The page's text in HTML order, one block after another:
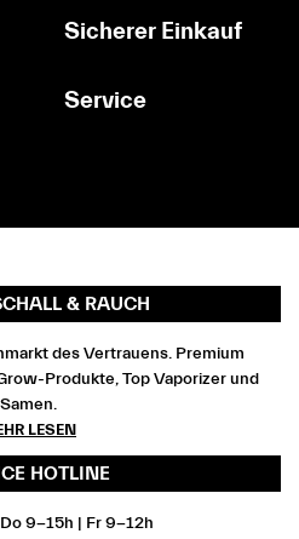
Sicherer Einkauf
Service
& RAUCH
des Vertrauens. Premium
Produkte, Top Vaporizer und
Samen.
LESEN
HOTLINE
9-15h | Fr 9-12h